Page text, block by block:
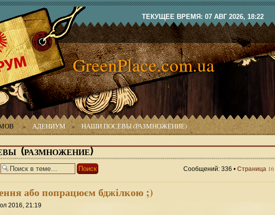
ТЕКУЩЕЕ ВРЕМЯ: 07 АВГ 2026, 18:22
GreenPlace.com.ua
» АДЕНИУМ » НАШИ ПОСЕВЫ (РАЗМНОЖЕНИЕ)
(РАЗМНОЖЕНИЕ)
Сообщений: 336 • Страница 16
або попрацюєм бджілкою ;)
2016, 21:19